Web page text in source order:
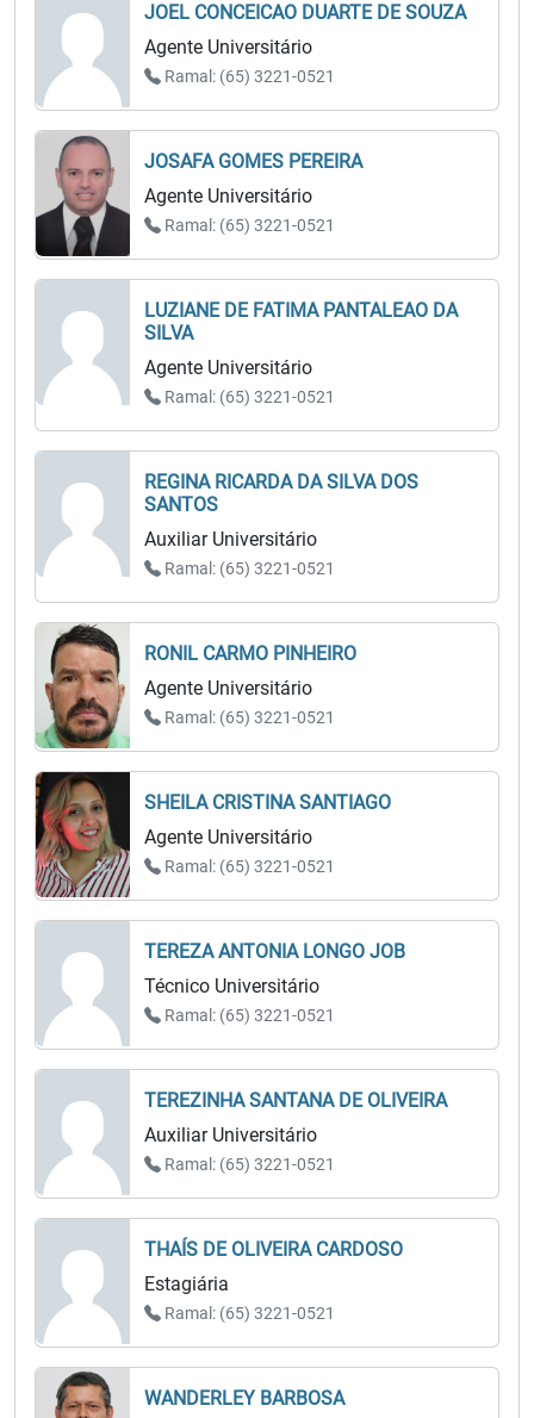
JOEL CONCEICAO DUARTE DE SOUZA
Agente Universitário
Ramal: (65) 3221-0521
JOSAFA GOMES PEREIRA
Agente Universitário
Ramal: (65) 3221-0521
LUZIANE DE FATIMA PANTALEAO DA
SILVA
Agente Universitário
Ramal: (65) 3221-0521
REGINA RICARDA DA SILVA DOS
SANTOS
Auxiliar Universitário
Ramal: (65) 3221-0521
RONIL CARMO PINHEIRO
Agente Universitário
Ramal: (65) 3221-0521
SHEILA CRISTINA SANTIAGO
Agente Universitário
Ramal: (65) 3221-0521
TEREZA ANTONIA LONGO JOB
Técnico Universitário
Ramal: (65) 3221-0521
TEREZINHA SANTANA DE OLIVEIRA
Auxiliar Universitário
Ramal: (65) 3221-0521
THAÍS DE OLIVEIRA CARDOSO
Estagiária
Ramal: (65) 3221-0521
WANDERLEY BARBOSA